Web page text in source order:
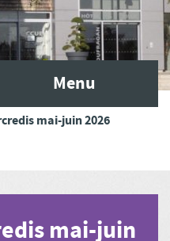
Menu
mai-juin 2026
mai-juin